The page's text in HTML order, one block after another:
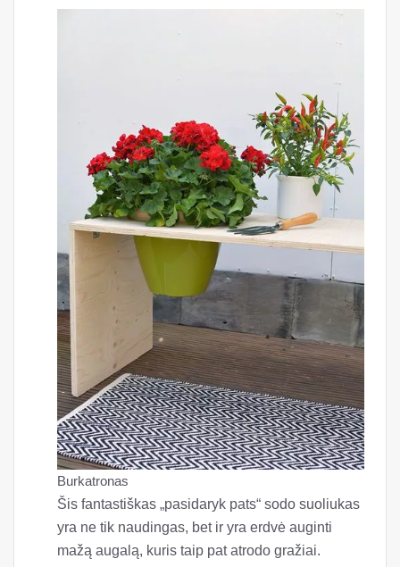
Burkatronas
Šis fantastiškas „pasidaryk pats“ sodo suoliukas
yra ne tik naudingas, bet ir yra erdvė auginti
mažą augalą, kuris taip pat atrodo gražiai.